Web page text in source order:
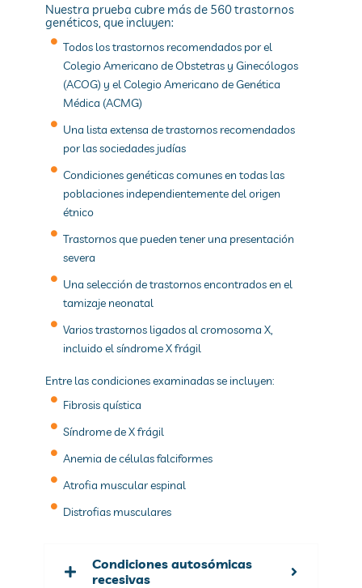
Nuestra prueba cubre más de 560 trastornos
genéticos, que incluyen:
Todos los trastornos recomendados por el
Colegio Americano de Obstetras y Ginecólogos
(ACOG) y el Colegio Americano de Genética
Médica (ACMG)
Una lista extensa de trastornos recomendados
por las sociedades judías
Condiciones genéticas comunes en todas las
poblaciones independientemente del origen
étnico
Trastornos que pueden tener una presentación
severa
Una selección de trastornos encontrados en el
tamizaje neonatal
Varios trastornos ligados al cromosoma X,
incluido el síndrome X frágil
Entre las condiciones examinadas se incluyen:
Fibrosis quística
Síndrome de X frágil
Anemia de células falciformes
Atrofia muscular espinal
Distrofias musculares
Condiciones autosómicas
recesivas